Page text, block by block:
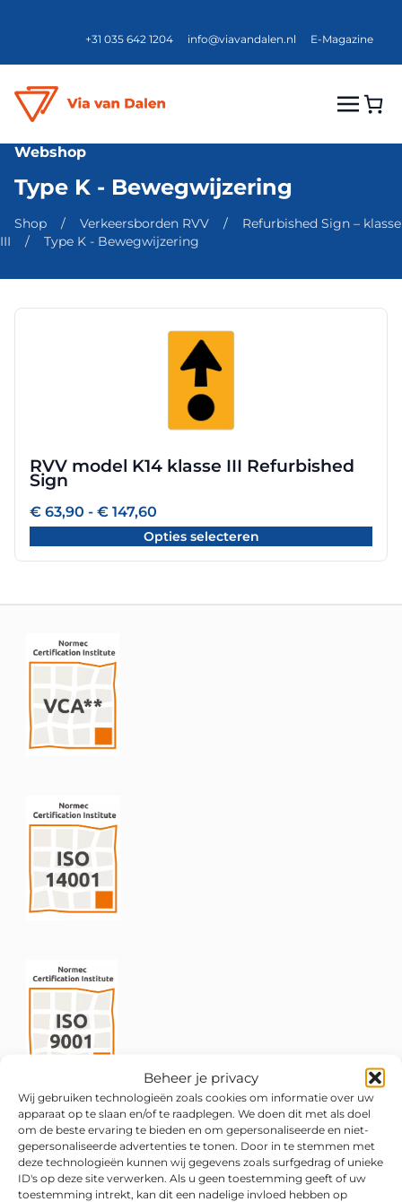
Beheer je privacy
Wij gebruiken technologieën zoals cookies om informatie over uw
apparaat op te slaan en/of te raadplegen. We doen dit met als doel
om de beste ervaring te bieden en om gepersonaliseerde en niet-
gepersonaliseerde advertenties te tonen. Door in te stemmen met
deze technologieën kunnen wij gegevens zoals surfgedrag of unieke
ID's op deze site verwerken. Als u geen toestemming geeft of uw
toestemming intrekt, kan dit een nadelige invloed hebben op
+31 035 642 1204 info@viavandalen.nl E-Magazine
Webshop
Type K - Bewegwijzering
Shop / Verkeersborden RVV /
Refurbished Sign – klasse
III
/ Type K - Bewegwijzering
RVV model K14 klasse III Refurbished
Sign
€ 63,90 - € 147,60
€ 63,90
tot
Opties selecteren
kan
gekozen
worden
op
de